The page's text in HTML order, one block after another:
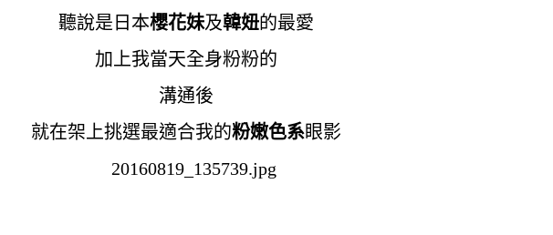
聽說是日本櫻花妹及韓妞的最愛
加上我當天全身粉粉的
溝通後
就在架上挑選最適合我的粉嫩色系眼影